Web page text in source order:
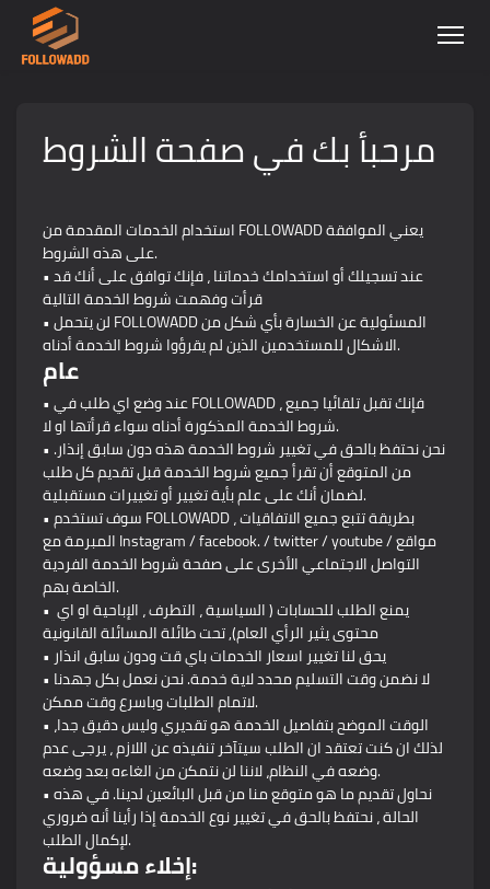
مرحبأ بك في صفحة الشروط
استخدام الخدمات المقدمة من FOLLOWADD يعني الموافقة
على هذه الشروط.
• عند تسجيلك أو استخدامك خدماتنا ، فإنك توافق على أنك قد
قرأت وفهمت شروط الخدمة التالية
• لن يتحمل FOLLOWADD المسئولية عن الخسارة بأي شكل من
الاشكال للمستخدمين الذين لم يقرؤوا شروط الخدمة أدناه.
عام
• عند وضع اي طلب في FOLLOWADD ، فإنك تقبل تلقائيا جميع
شروط الخدمة المذكورة أدناه سواء قرأتها او لا.
• نحن نحتفظ بالحق في تغيير شروط الخدمة هذه دون سابق إنذار.
من المتوقع أن تقرأ جميع شروط الخدمة قبل تقديم كل طلب
لضمان أنك على علم بأية تغيير أو تغييرات مستقبلية.
• سوف تستخدم FOLLOWADD ، بطريقة تتبع جميع الاتفاقيات
المبرمة مع Instagram / facebook. / twitter / youtube / مواقع
التواصل الاجتماعي الأخرى على صفحة شروط الخدمة الفردية
الخاصة بهم.
• يمنع الطلب للحسابات ( السياسية ، التطرف ، الإباحية او اي
محتوى يثير الرأي العام), تحت طائلة المسائلة القانونية
• يحق لنا تغيير اسعار الخدمات باي قت ودون سابق انذار
• لا نضمن وقت التسليم محدد لاية خدمة. نحن نعمل بكل جهدنا
لاتمام الطلبات وباسرع وقت ممكن.
• الوقت الموضح بتفاصيل الخدمة هو تقديري وليس دقيق جدا،
لذلك ان كنت تعتقد ان الطلب سيتآخر تنفيذه عن اللازم ، يرجى عدم
وضعه في النظام، لاننا لن نتمكن من الغاءه بعد وضعه.
• نحاول تقديم ما هو متوقع منا من قبل البائعين لدينا. في هذه
الحالة ، نحتفظ بالحق في تغيير نوع الخدمة إذا رأينا أنه ضروري
لإكمال الطلب.
إخلاء مسؤولية: